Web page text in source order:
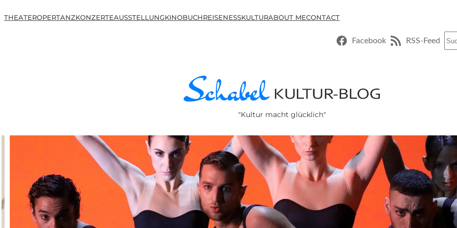
THEATEROPERTANZKONZERTEAUSSTELLUNGKINOBUCHREISENESSKULTURABOUT MECONTACT
Facebook RSS-Feed
"Kultur macht glücklich"